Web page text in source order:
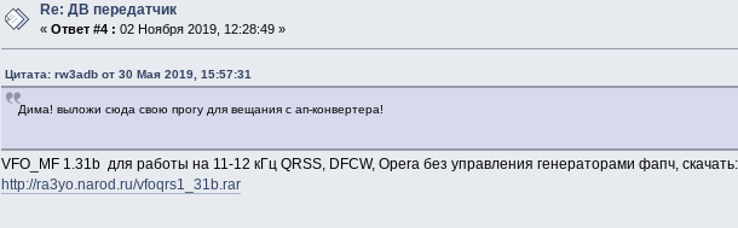
Re: ДВ передатчик
«Ответ #4 : 02 Ноября 2019, 12:28:49 »
Цитата: rw3adb от 30 Мая 2019, 15:57:31
Дима! выложи сюда свою прогу для вещания с ап-конвертера!
VFO_MF 1.31b для работы на 11-12 кГц QRSS, DFCW, Opera без управления генераторами фапч, скачать:
http://ra3yo.narod.ru/vfoqrs1_31b.rar